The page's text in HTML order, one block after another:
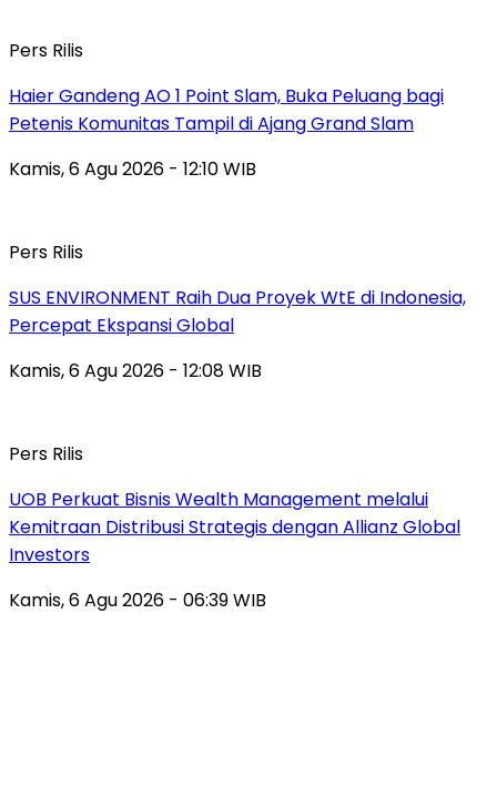
Pers Rilis
Haier Gandeng AO 1 Point Slam, Buka Peluang bagi
Petenis Komunitas Tampil di Ajang Grand Slam
Kamis, 6 Agu 2026 - 12:10 WIB
Pers Rilis
SUS ENVIRONMENT Raih Dua Proyek WtE di Indonesia,
Percepat Ekspansi Global
Kamis, 6 Agu 2026 - 12:08 WIB
Pers Rilis
UOB Perkuat Bisnis Wealth Management melalui
Kemitraan Distribusi Strategis dengan Allianz Global
Investors
Kamis, 6 Agu 2026 - 06:39 WIB